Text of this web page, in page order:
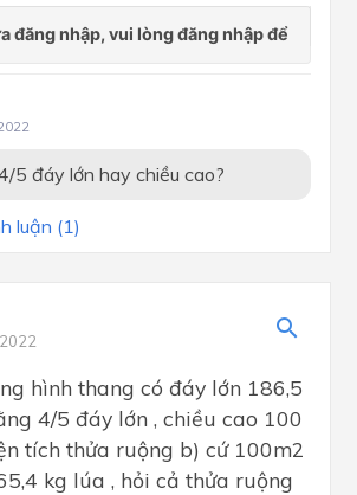
5 đáy lớn hay chiều cao?
luận (1)
hình thang có đáy lớn 186,5
4/5 đáy lớn , chiều cao 100
tích thửa ruộng b) cứ 100m2
kg lúa , hỏi cả thửa ruộng